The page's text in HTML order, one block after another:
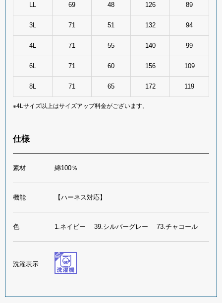
69 48 126 89
3L 71 51 132 94
4L 71 55 140 99
6L 71 60 156 109
8L 71 65 172 119
※4Lサイズ以上はサイズアップ料金がございます。
仕様
素材 綿100％
機能 【ハーネス対応】
色 1.ネイビー 39.シルバーグレー 73.チャコール
洗濯表示